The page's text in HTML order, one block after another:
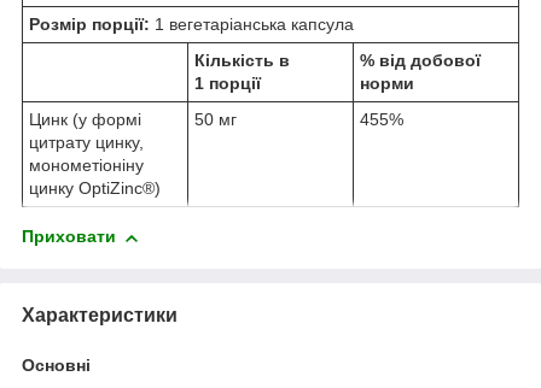
Розмір порції: 1 вегетаріанська капсула
Кількість в
1 порції
% від добової
норми
Цинк (у формі
цитрату цинку,
монометіоніну
цинку OptiZinc®)
50 мг 455%
Приховати
Характеристики
Основні